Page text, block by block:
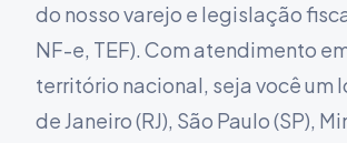
do nosso varejo e legislação
NF-e, TEF). Com atendimento
território nacional, seja você um
de Janeiro (RJ), São Paulo (SP),